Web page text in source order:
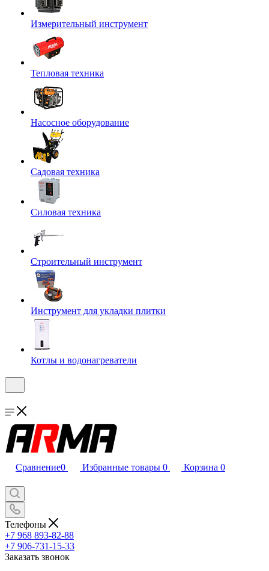
Измерительный инструмент
Тепловая техника
Насосное оборудование
Садовая техника
Силовая техника
Строительный инструмент
Инструмент для укладки плитки
Котлы и водонагреватели
Сравнение0 Избранные товары 0 Корзина 0
Телефоны
+7 968 893-82-88
+7 906-731-15-33
Заказать звонок